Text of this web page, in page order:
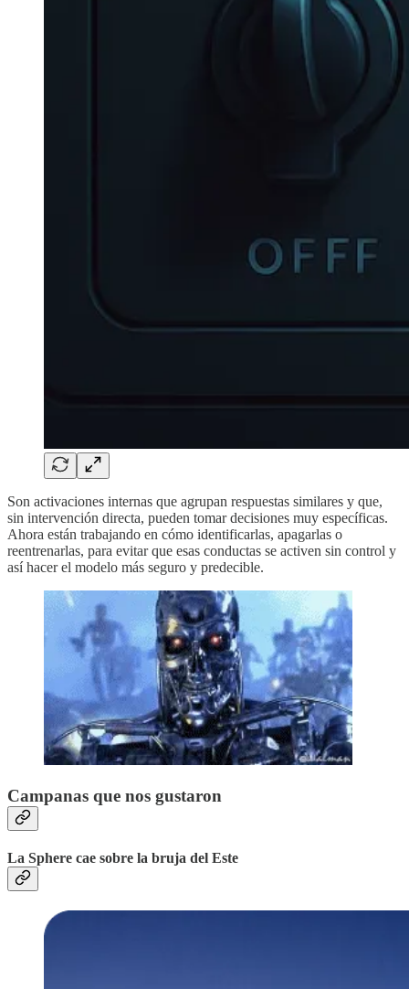
Son activaciones internas que agrupan respuestas similares y que,
sin intervención directa, pueden tomar decisiones muy específicas.
Ahora están trabajando en cómo identificarlas, apagarlas o
reentrenarlas, para evitar que esas conductas se activen sin control y
así hacer el modelo más seguro y predecible.
Campanas que nos gustaron
La Sphere cae sobre la bruja del Este